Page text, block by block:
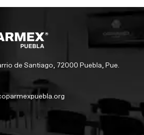
de Santiago, 72000 Puebla, Pue.